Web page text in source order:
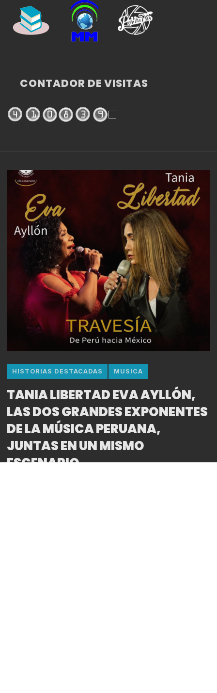
CONTADOR DE VISITAS
HISTORIAS DESTACADAS MUSICA
TANIA LIBERTAD EVA AYLLÓN,
LAS DOS GRANDES EXPONENTES
DE LA MÚSICA PERUANA,
JUNTAS EN UN MISMO
ESCENARIO